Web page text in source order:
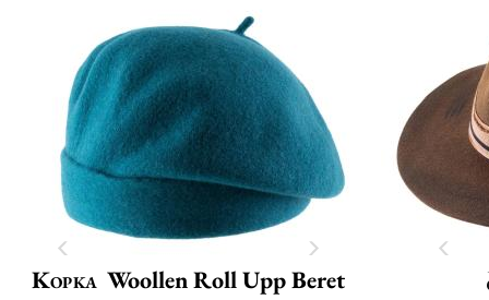
Kopka Woollen Roll Upp Beret